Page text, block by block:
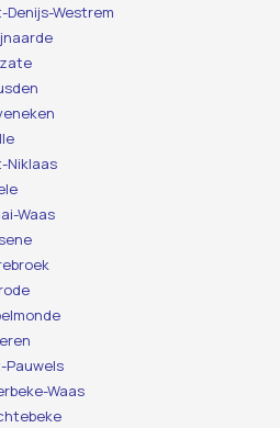
Denijs-Westrem
Niklaas
Waas
Pauwels
Waas